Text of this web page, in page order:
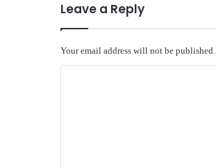
Leave a Reply
Your email address will not be published.